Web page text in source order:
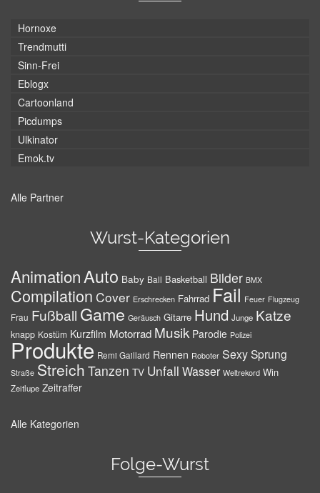
Hornoxe
Trendmutti
Sinn-Frei
Eblogx
Cartoonland
Picdumps
Ulkinator
Emok.tv
Alle Partner
Wurst-Kategorien
AnimationAuto Baby Ball Basketball Bilder BMX
Compilation Cover Erschrecken Fahrrad Fail Feuer Flugzeug
Frau Fußball Game Geräusch Gitarre Hund Junge Katze
knapp Kostüm Kurzfilm Motorrad Musik Parodie Polizei
Produkte Remi Gaillard Rennen Roboter SexySprung
Straße Streich Tanzen TV Unfall Wasser Weltrekord Win
Zeitlupe Zeitraffer
Alle Kategorien
Folge-Wurst